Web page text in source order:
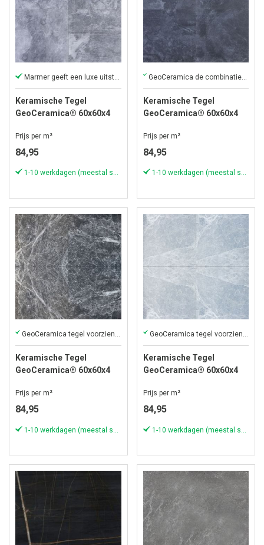
Keramische Tegel
GeoCeramica® 60x60x4
Prijs per m²
84,95
1-10 werkdagen (meestal sneller)
Keramische Tegel
GeoCeramica® 60x60x4
Prijs per m²
84,95
1-10 werkdagen (meestal sneller)
GeoCeramica tegel voorzien van een marmerlook!
Keramische Tegel
GeoCeramica® 60x60x4
Prijs per m²
84,95
GeoCeramica tegel voorzien van een marmerlook!
Keramische Tegel
GeoCeramica® 60x60x4
Prijs per m²
84,95